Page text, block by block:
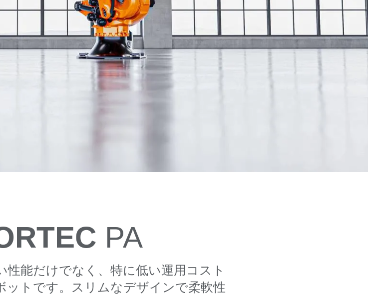
PA
性能だけでなく、特に低い運用コスト
ットです。スリムなデザインで柔軟性